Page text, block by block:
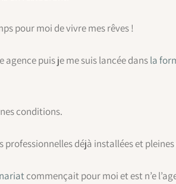
pour moi de vivre mes rêves !
puis je me suis lancée dansla
conditions.
déjà installées et
commençait pour moi et est n’e